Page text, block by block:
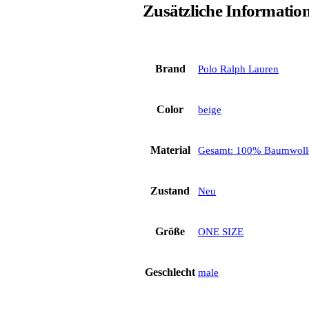
Zusätzliche
Brand Polo Ralph Lauren
Color beige
Material Gesamt: 100%
Zustand Neu
Größe ONE SIZE
Geschlecht male